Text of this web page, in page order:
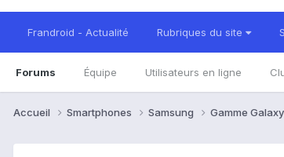
Frandroid - Actualité Rubriques du site
Forums Équipe Utilisateurs en ligne
Accueil Smartphones Samsung Gamme